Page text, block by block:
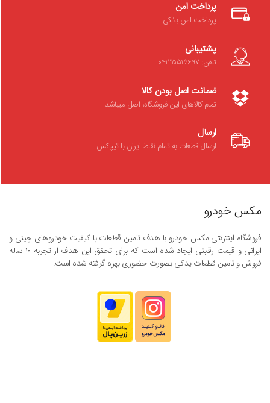
پرداخت امن
پرداخت امن بانکی
پشتیبانی
تلفن: 04135515697
ضمانت اصل بودن کالا
تمام کالاهای این فروشگاه، اصل میباشد
ارسال
ارسال قطعات به تمام نقاط ایران با تیپاکس
مکس خودرو
فروشگاه اینترنتی مکس خودرو با هدف تامین قطعات با کیفیت خودروهای چینی و
ایرانی و قیمت رقابتی ایجاد شده است که برای تحقق این هدف از تجربه ۱۰ ساله
فروش و تامین قطعات یدکی بصورت حضوری بهره گرفته شده است.